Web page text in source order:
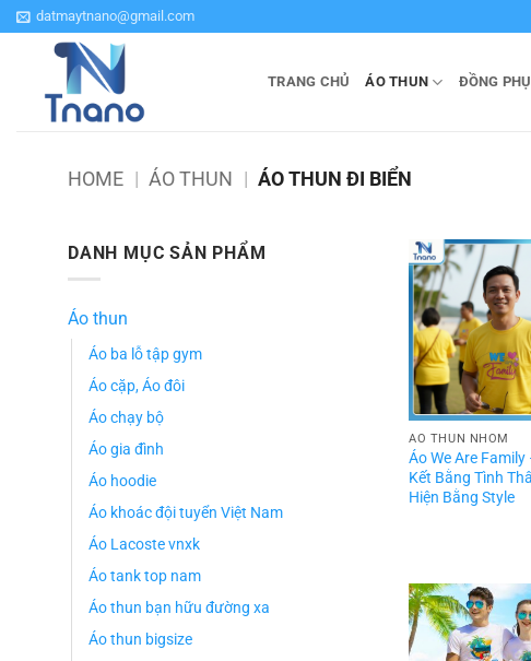
Bỏ
qua
datmaytnano@gmail.com
TRANG CHỦ ÁO THUN ĐỒNG
HOME | ÁO THUN | ÁO THUN ĐI BIỂN
DANH MỤC SẢN PHẨM
Áo thun
Áo ba lỗ tập gym
Áo cặp, Áo đôi
Áo chạy bộ
Áo gia đình
Áo hoodie
Áo khoác đội tuyển Việt Nam
Áo Lacoste vnxk
Áo tank top nam
Áo thun bạn hữu đường xa
Áo thun bigsize
ÁO THUN NHÓM
Áo We Are Family
Kết Bằng Tình
Hiện Bằng Style